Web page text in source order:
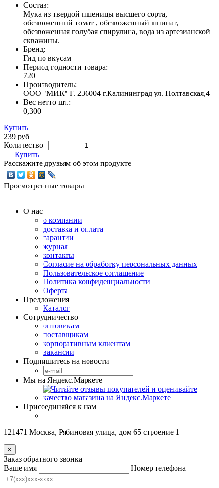
Состав:
Мука из твердой пшеницы высшего сорта,
обезвоженный томат , обезвоженный шпинат,
обезвоженная голубая спирулина, вода из артезианской
скважины.
Бренд:
Гид по вкусам
Период годности товара:
720
Производитель:
ООО "МИК" Г. 236004 г.Калининград ул. Полтавская,4
Вес нетто шт.:
0,300
Купить
239 руб
Количество
Купить
Расскажите друзьям об этом продукте
Просмотренные товары
О нас
о компании
доставка и оплата
гарантии
журнал
контакты
Согласие на обработку персональных данных
Пользовательское соглашение
Политика конфиденциальности
Оферта
Предложения
Каталог
Сотрудничество
оптовикам
поставщикам
корпоративным клиентам
вакансии
Подпишитесь на новости
Мы на Яндекс.Маркете
Присоединяйся к нам
121471 Москва, Рябиновая улица, дом 65 строение 1
×
Заказ обратного звонка
Ваше имя
Номер телефона